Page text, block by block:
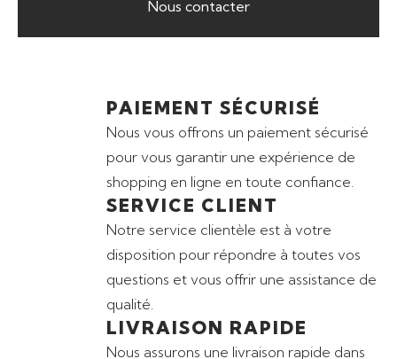
Nous contacter
PAIEMENT SÉCURISÉ
Nous vous offrons un paiement sécurisé
pour vous garantir une expérience de
shopping en ligne en toute confiance.
SERVICE CLIENT
Notre service clientèle est à votre
disposition pour répondre à toutes vos
questions et vous offrir une assistance de
qualité.
LIVRAISON RAPIDE
Nous assurons une livraison rapide dans